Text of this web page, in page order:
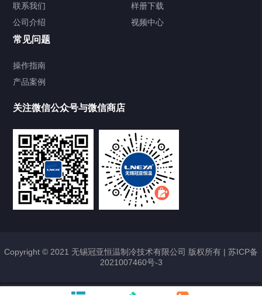
Chiller直冷控温机组
Heating Circulator加热循环器
Freezer低温箱
VOCs冷凝回收装置
联系我们
公司介绍
样册下载
视频中心
常见问题
操作指南
产品案例
关注微信公众号与微信商店
Copyright © 2021 无锡冠亚恒温制冷技术有限公司 版权所有 | 苏ICP备
2021007460号-3